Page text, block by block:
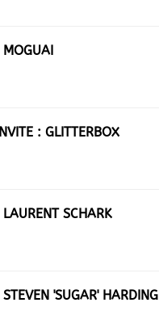
MOGUAI
: GLITTERBOX
SCHARK
'SUGAR' HARDING